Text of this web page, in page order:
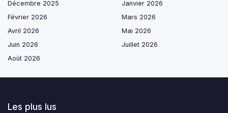
Décembre 2025
Janvier 2026
Février 2026
Mars 2026
Avril 2026
Mai 2026
Juin 2026
Juillet 2026
Août 2026
Les plus lus